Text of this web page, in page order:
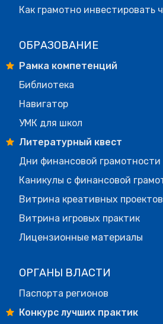
Как грамотно инвестировать
ОБРАЗОВАНИЕ
Рамка компетенций
Библиотека
Навигатор
УМК для школ
Литературный квест
Дни финансовой грамотности
Каникулы с финансовой
Витрина креативных проектов
Витрина игровых практик
Лицензионные материалы
ОРГАНЫ ВЛАСТИ
Паспорта регионов
Конкурс лучших практик